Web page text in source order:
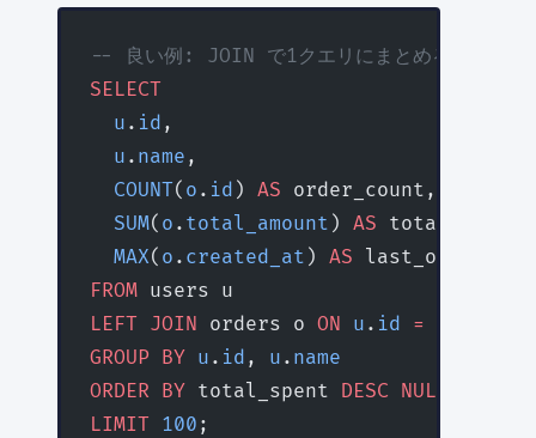
-- 良い例: JOIN で1クエリにまとめる
SELECT
  u
. id ,
  u
. name ,
  COUNT
( o . id ) AS order_count,
  SUM
( o . total_amount ) AS total_spent,
  MAX
( o . created_at ) AS last_order_at
FROM users u
LEFT JOIN orders o ON u . id =
GROUP BY u . id , u . name
ORDER BY total_spent DESC NULLS
LIMIT 100 ;